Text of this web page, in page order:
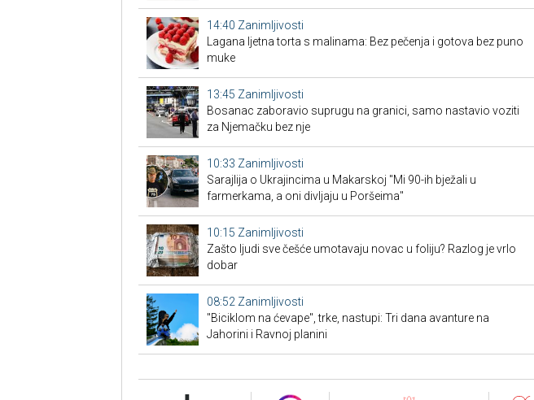
14:40 Zanimljivosti
Lagana ljetna torta s malinama: Bez pečenja i gotova bez puno
muke
13:45 Zanimljivosti
Bosanac zaboravio suprugu na granici, samo nastavio voziti
za Njemačku bez nje
10:33 Zanimljivosti
Sarajlija o Ukrajincima u Makarskoj "Mi 90-ih bježali u
farmerkama, a oni divljaju u Poršeima"
10:15 Zanimljivosti
Zašto ljudi sve češće umotavaju novac u foliju? Razlog je vrlo
dobar
08:52 Zanimljivosti
"Biciklom na ćevape", trke, nastupi: Tri dana avanture na
Jahorini i Ravnoj planini